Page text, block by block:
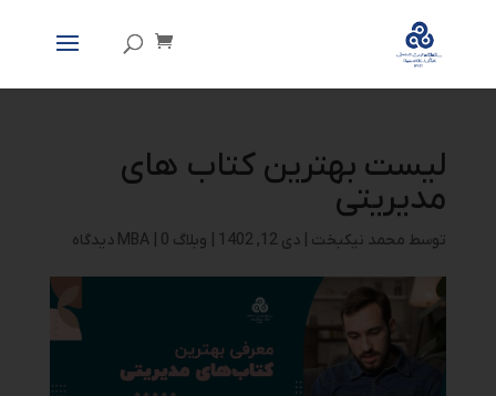
لیست بهترین کتاب های
مدیریتی
توسط محمد نیکبخت دی 12, 1402 وبلاگ MBA 0 دیدگاه